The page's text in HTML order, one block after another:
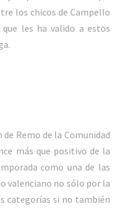
los chicos de Campello
les ha valido a estos
Remo de la Comunidad
más que positivo de la
como una de las
valenciano no sólo por la
categorías si no también